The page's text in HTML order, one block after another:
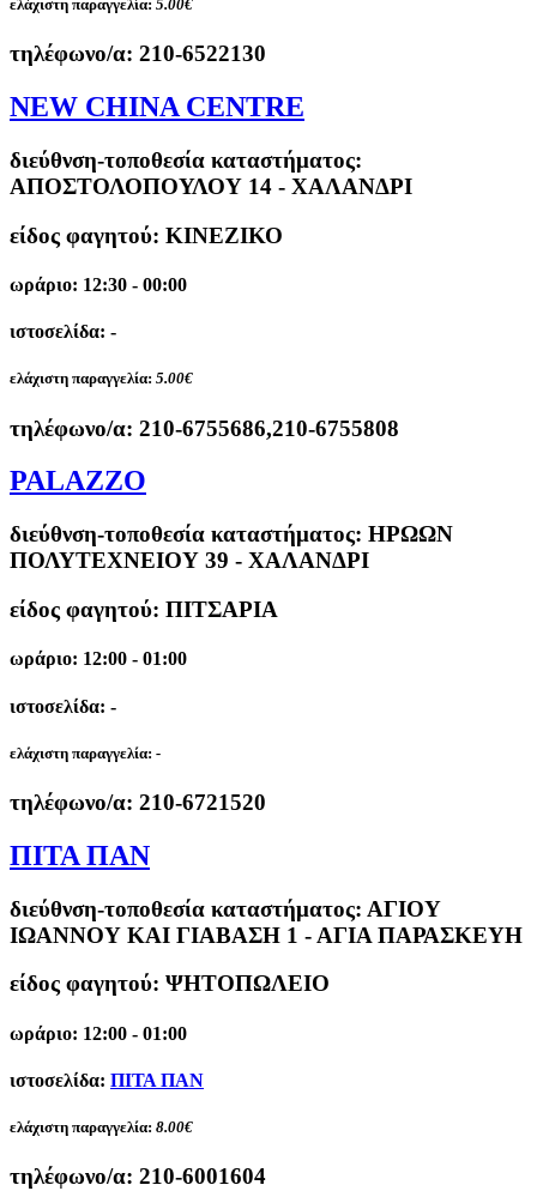
ελάχιστη παραγγελία: 5.00€
τηλέφωνο/α: 210-6522130
NEW CHINA CENTRE
διεύθνση-τοποθεσία καταστήματος:
ΑΠΟΣΤΟΛΟΠΟΥΛΟΥ 14 - ΧΑΛΑΝΔΡΙ
είδος φαγητού: ΚΙΝΕΖΙΚΟ
ωράριο: 12:30 - 00:00
ιστοσελίδα: -
ελάχιστη παραγγελία: 5.00€
τηλέφωνο/α: 210-6755686,210-6755808
PALAZZO
διεύθνση-τοποθεσία καταστήματος: ΗΡΩΩΝ
ΠΟΛΥΤΕΧΝΕΙΟΥ 39 - ΧΑΛΑΝΔΡΙ
είδος φαγητού: ΠΙΤΣΑΡΙΑ
ωράριο: 12:00 - 01:00
ιστοσελίδα: -
ελάχιστη παραγγελία: -
τηλέφωνο/α: 210-6721520
ΠΙΤΑ ΠΑΝ
διεύθνση-τοποθεσία καταστήματος: ΑΓΙΟΥ
ΙΩΑΝΝΟΥ ΚΑΙ ΓΙΑΒΑΣΗ 1 - ΑΓΙΑ ΠΑΡΑΣΚΕΥΗ
είδος φαγητού: ΨΗΤΟΠΩΛΕΙΟ
ωράριο: 12:00 - 01:00
ιστοσελίδα: ΠΙΤΑ ΠΑΝ
ελάχιστη παραγγελία: 8.00€
τηλέφωνο/α: 210-6001604